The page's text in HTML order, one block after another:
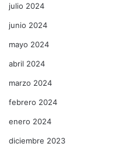
julio 2024
junio 2024
mayo 2024
abril 2024
marzo 2024
febrero 2024
enero 2024
diciembre 2023